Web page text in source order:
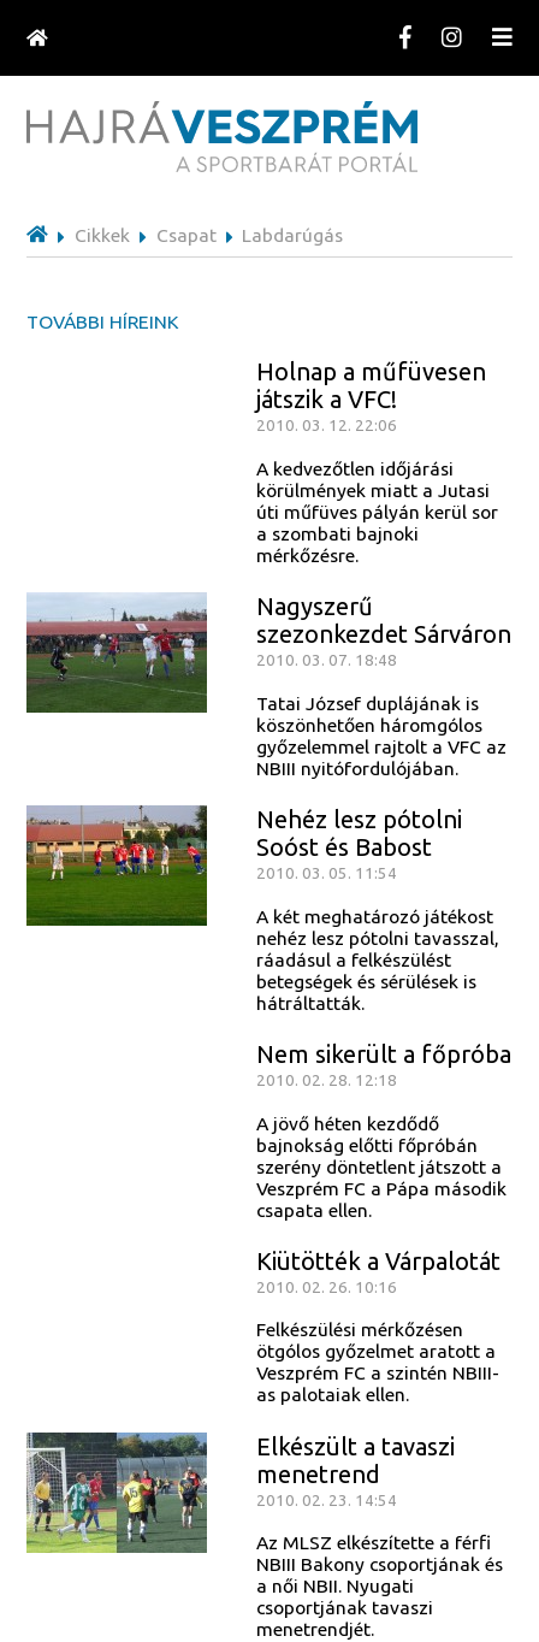
Cikkek Csapat Labdarúgás
TOVÁBBI HÍREINK
Holnap a műfüvesen
játszik a VFC!
2010. 03. 12. 22:06
A kedvezőtlen időjárási
körülmények miatt a Jutasi
úti műfüves pályán kerül sor
a szombati bajnoki
mérkőzésre.
Nagyszerű
szezonkezdet Sárváron
2010. 03. 07. 18:48
Tatai József duplájának is
köszönhetően háromgólos
győzelemmel rajtolt a VFC az
NBIII nyitófordulójában.
Nehéz lesz pótolni
Soóst és Babost
2010. 03. 05. 11:54
A két meghatározó játékost
nehéz lesz pótolni tavasszal,
ráadásul a felkészülést
betegségek és sérülések is
hátráltatták.
Nem sikerült a főpróba
2010. 02. 28. 12:18
A jövő héten kezdődő
bajnokság előtti főpróbán
szerény döntetlent játszott a
Veszprém FC a Pápa második
csapata ellen.
Kiütötték a Várpalotát
2010. 02. 26. 10:16
Felkészülési mérkőzésen
ötgólos győzelmet aratott a
Veszprém FC a szintén NBIII-
as palotaiak ellen.
Elkészült a tavaszi
menetrend
2010. 02. 23. 14:54
Az MLSZ elkészítette a férfi
NBIII Bakony csoportjának és
a női NBII. Nyugati
csoportjának tavaszi
menetrendjét.